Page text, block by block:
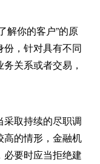
解你的客户”的原
份，针对具有不同
关系或者交易，
取持续的尽职调
高的情形，金融机
要时应当拒绝建